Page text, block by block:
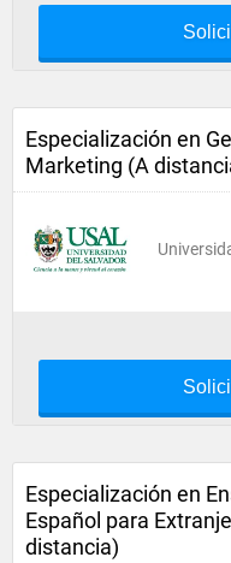
Especialización en
Marketing (A
Especialización en
Español para
distancia)